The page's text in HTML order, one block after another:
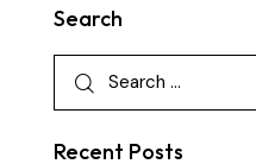
Search
Recent Posts